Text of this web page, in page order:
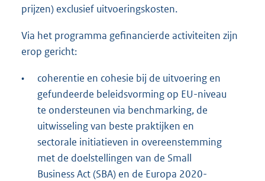
prijzen) exclusief uitvoeringskosten.
Via het programma gefinancierde activiteiten zijn
erop gericht:
•
coherentie en cohesie bij de uitvoering en
gefundeerde beleidsvorming op EU-niveau
te ondersteunen via benchmarking, de
uitwisseling van beste praktijken en
sectorale initiatieven in overeenstemming
met de doelstellingen van de Small
Business Act (SBA) en de Europa 2020-